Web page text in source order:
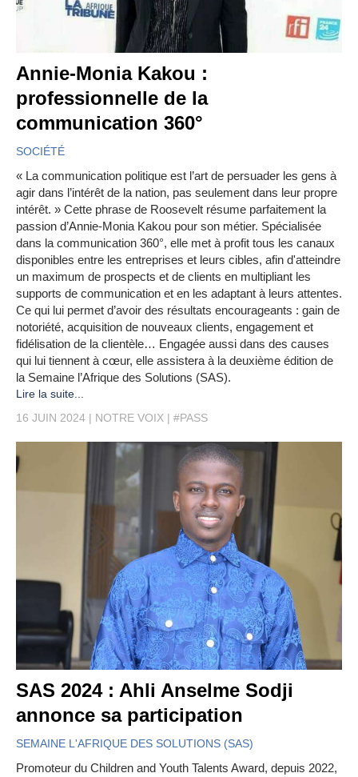
Annie-Monia Kakou :
professionnelle de la
communication 360°
SOCIÉTÉ
« La communication politique est l’art de persuader les gens à
agir dans l’intérêt de la nation, pas seulement dans leur propre
intérêt. » Cette phrase de Roosevelt résume parfaitement la
passion d’Annie-Monia Kakou pour son métier. Spécialisée
dans la communication 360°, elle met à profit tous les canaux
disponibles entre les entreprises et leurs cibles, afin d'atteindre
un maximum de prospects et de clients en multipliant les
supports de communication et en les adaptant à leurs attentes.
Ce qui lui permet d’avoir des résultats encourageants : gain de
notoriété, acquisition de nouveaux clients, engagement et
fidélisation de la clientèle… Engagée aussi dans des causes
qui lui tiennent à cœur, elle assistera à la deuxième édition de
la Semaine l’Afrique des Solutions (SAS).
Lire la suite...
16 JUIN 2024
NOTRE VOIX #PASS
SAS 2024 : Ahli Anselme Sodji
annonce sa participation
SEMAINE L'AFRIQUE DES SOLUTIONS (SAS)
Promoteur du Children and Youth Talents Award, depuis 2022,